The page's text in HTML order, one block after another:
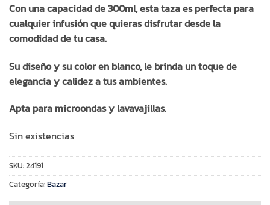
Con una capacidad de 300ml, esta taza es perfecta para
cualquier infusión que quieras disfrutar desde la
comodidad de tu casa.
Su diseño y su color en blanco, le brinda un toque de
elegancia y calidez a tus ambientes.
Apta para microondas y lavavajillas.
Sin existencias
SKU:24191
Categoría:Bazar